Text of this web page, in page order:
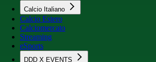
Calcio Italiano
Calcio Estero
Calciomercato
Streaming
eSports
DDD X EVENTS